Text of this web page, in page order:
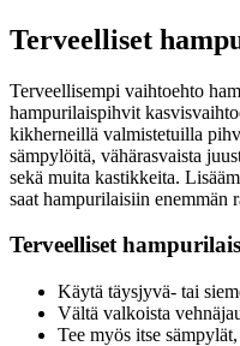
Terveelliset
Terveellisempi vaihtoehto
hampurilaispihvit
kikherneillä valmistetuilla
sämpylöitä, vähärasvaista
sekä muita kastikkeita.
saat hampurilaisiin enemmän
Terveelliset
Käytä täysjyvä- tai
Vältä valkoista
Tee myös itse